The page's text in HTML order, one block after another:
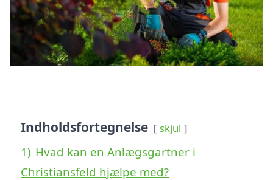
Indholdsfortegnelse skjul
1) Hvad kan en Anlægsgartner i
Christiansfeld hjælpe med?